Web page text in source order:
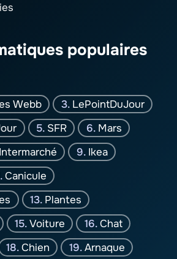
populaires
Webb
LePointDuJour
SFR
Mars
Intermarché
Ikea
Canicule
Plantes
Voiture
Chat
Chien Arnaque